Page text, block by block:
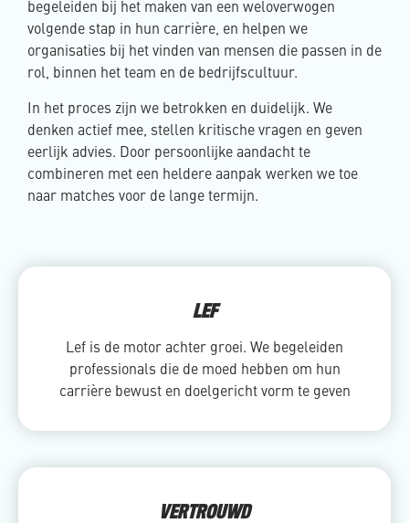
begeleiden bij het maken van een weloverwogen
volgende stap in hun carrière, en helpen we
organisaties bij het vinden van mensen die passen in de
rol, binnen het team en de bedrijfscultuur.
In het proces zijn we betrokken en duidelijk. We
denken actief mee, stellen kritische vragen en geven
eerlijk advies. Door persoonlijke aandacht te
combineren met een heldere aanpak werken we toe
naar matches voor de lange termijn.
LEF
Lef is de motor achter groei. We begeleiden
professionals die de moed hebben om hun
carrière bewust en doelgericht vorm te geven
VERTROUWD